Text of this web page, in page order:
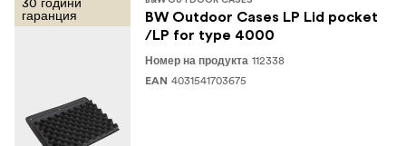
гаранция
BW Outdoor Cases LP Lid pocket
/LP for type 4000
Номер на продукта 112338
EAN 4031541703675